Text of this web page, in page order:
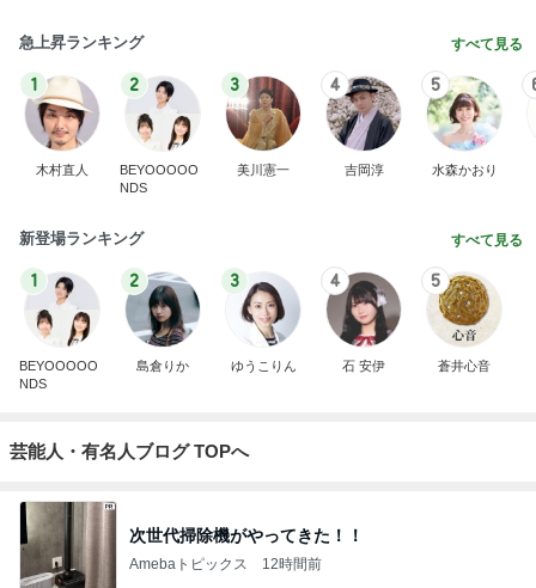
急上昇ランキング すべて見る
1
木村直人
2
BEYOOOOO
NDS
3
美川憲一
4
吉岡淳
5
水森かおり
新登場ランキング すべて見る
1
BEYOOOOO
NDS
2
島倉りか
3
ゆうこりん
4
石 安伊
5
蒼井心音
芸能人・有名人ブログ TOPへ
次世代掃除機がやってきた！！
Amebaトピックス 12時間前